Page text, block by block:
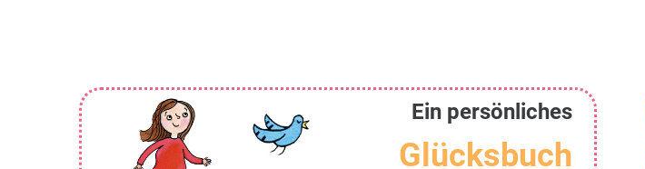
Ein persönliches
Glücksbuch